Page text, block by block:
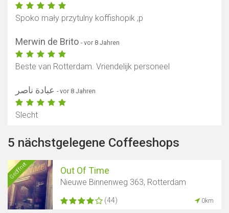
Spoko mały przytulny koffishopik ;p
Merwin de Brito - vor 8 Jahren
Beste van Rotterdam. Vriendelijk personeel
- vor 8 Jahren
Slecht
5 nächstgelegene Coffeeshops
Geöffnet Out Of Time
Nieuwe Binnenweg 363, Rotterdam
(44) 0km